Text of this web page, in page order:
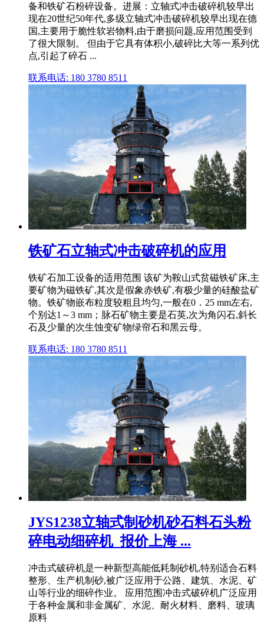
备和铁矿石粉碎设备。进展：立轴式冲击破碎机较早出
现在20世纪50年代,多级立轴式冲击破碎机较早出现在德
国,主要用于脆性软岩物料,由于磨损问题,应用范围受到
了很大限制。 但由于它具有体积小,破碎比大等一系列优
点,引起了碎石 ...
联系电话: 180 3780 8511
铁矿石立轴式冲击破碎机的应用
铁矿石加工设备的适用范围 该矿为鞍山式贫磁铁矿床,主
要矿物为磁铁矿,其次是假象赤铁矿,有极少量的硅酸盐矿
物。铁矿物嵌布粒度较粗且均匀,一般在0．25 mm左右,
个别达1～3 mm；脉石矿物主要是石英,次为角闪石,斜长
石及少量的次生蚀变矿物绿帘石和黑云母。
联系电话: 180 3780 8511
JYS1238立轴式制砂机砂石料石头粉
碎电动细碎机_报价上海 ...
冲击式破碎机是一种新型高能低耗制砂机,特别适合石料
整形、生产机制砂,被广泛应用于公路、建筑、水泥、矿
山等行业的细碎作业。 应用范围冲击式破碎机广泛应用
于各种金属和非金属矿、水泥、耐火材料、磨料、玻璃
原料